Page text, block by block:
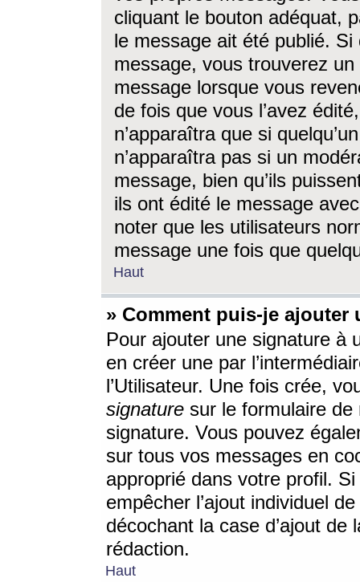
cliquant le bouton adéquat,
le message ait été publié. Si
message, vous trouverez
message lorsque vous
de fois que vous l’avez
n’apparaîtra que si
n’apparaîtra pas si un
message, bien qu’ils
ils ont édité le message
noter que les utilisateurs
message une fois que
Haut
» Comment puis-je ajouter
Pour ajouter une signature à
en créer une par
l’Utilisateur. Une fois crée,
signature sur le formulaire de
signature. Vous pouvez
sur tous vos messages en
approprié dans votre profil.
empêcher l’ajout individuel
décochant la case d’ajout
rédaction.
Haut